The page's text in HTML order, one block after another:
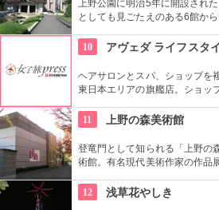
上野公園に明治5年に開設され
としても見ごたえのある6館か
す。オリジナルグッズを販売す
もできるカフェなども併設され
10 アヴェダ ライフスタ
ヘアサロンとスパ、ショップを
東日本エリアの旗艦店。ショッ
豊かな時間の中、リラックスし
11 上野の森美術館
登竜門として知られる「上野の
術館。有名現代美術作家の作品
休めるのもいかが？
12 浅草花やしき